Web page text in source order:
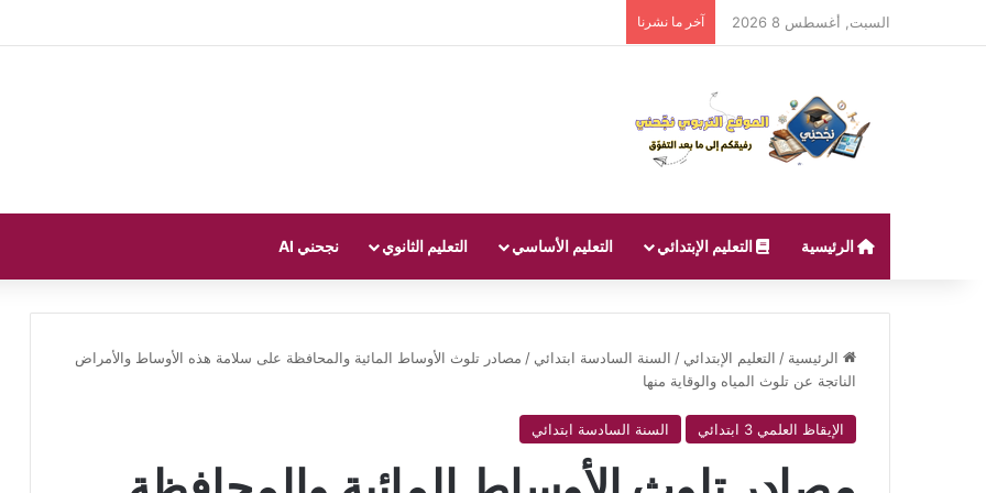
السبت, أغسطس 8 2026 آخر ما نشرنا
الرئيسية التعليم الإبتدائي التعليم الأساسي التعليم الثانوي نجحني AI
الرئيسية / التعليم الإبتدائي / السنة السادسة ابتدائي / مصادر تلوث الأوساط المائية والمحافظة على سلامة هذه الأوساط والأمراض
الناتجة عن تلوث المياه والوقاية منها
الإيقاظ العلمي 3 ابتدائي السنة السادسة ابتدائي